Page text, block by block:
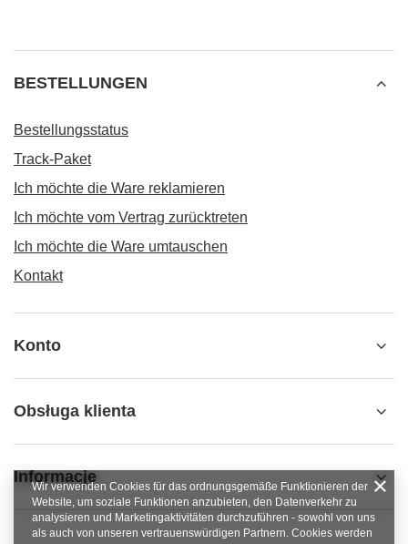
BESTELLUNGEN
Bestellungsstatus
Track-Paket
Ich möchte die Ware reklamieren
Ich möchte vom Vertrag zurücktreten
Ich möchte die Ware umtauschen
Kontakt
Konto
Obsługa klienta
Informacje
Wir verwenden Cookies für das ordnungsgemäße Funktionieren der
Website, um soziale Funktionen anzubieten, den Datenverkehr zu
analysieren und Marketingaktivitäten durchzuführen - sowohl von uns
als auch von unseren vertrauenswürdigen Partnern. Cookies werden